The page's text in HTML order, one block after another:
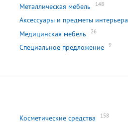
Металлическая мебель 148
Аксессуары и предметы интерьера
Медицинская мебель 26
Специальное предложение 9
Косметические средства 158